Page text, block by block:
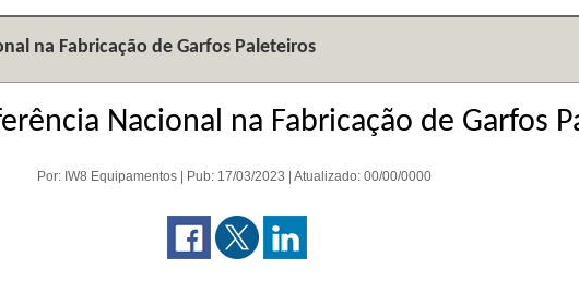
na Fabricação de Garfos Paleteiros
Nacional na Fabricação de Garfos
Por: IW8 Equipamentos | Pub: 17/03/2023 | Atualizado: 00/00/0000